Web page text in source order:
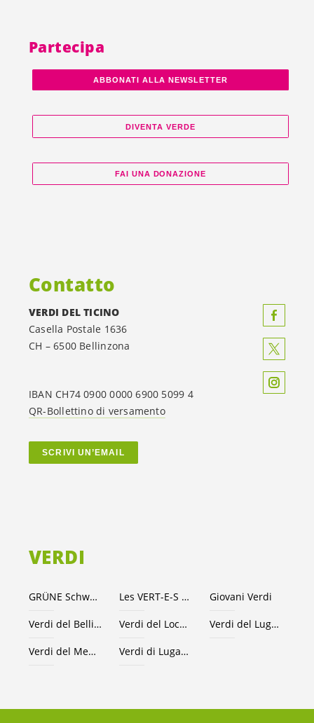
VERDI
GRÜNE Schweiz Les VERT-E-S suisses Giovani Verdi
Verdi del Bellinzonese e valli Verdi del Locarnese Verdi del Luganese
Verdi del Mendrisiotto Verdi di Lugano
Partecipa
ABBONATI ALLA NEWSLETTER
DIVENTA VERDE
FAI UNA DONAZIONE
Contatto
VERDI DEL TICINO
Casella Postale 1636
CH – 6500 Bellinzona
IBAN CH74 0900 0000 6900 5099 4
QR-Bollettino di versamento
SCRIVI UN’EMAIL